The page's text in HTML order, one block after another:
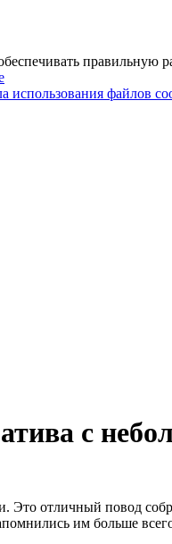
правильную
использования файлов
с
Это отличный повод
им больше